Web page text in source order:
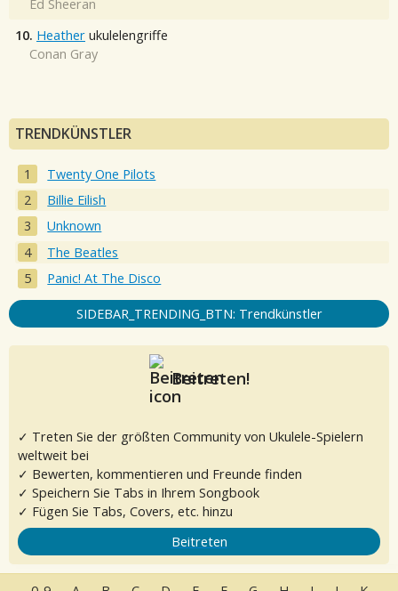
Ed Sheeran
10. Heather ukulelengriffe
Conan Gray
TRENDKÜNSTLER
Twenty One Pilots
Billie Eilish
Unknown
The Beatles
Panic! At The Disco
SIDEBAR_TRENDING_BTN: Trendkünstler
Beitreten!
✓ Treten Sie der größten Community von Ukulele-Spielern
weltweit bei
✓ Bewerten, kommentieren und Freunde finden
✓ Speichern Sie Tabs in Ihrem Songbook
✓ Fügen Sie Tabs, Covers, etc. hinzu
Beitreten